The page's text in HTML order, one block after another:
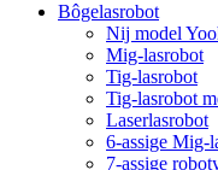
Bôgelasrobot
Nij model
Mig-lasrobot
Tig-lasrobot
Tig-lasrobot
Laserlasrobot
6-assige Mig-
7-assige